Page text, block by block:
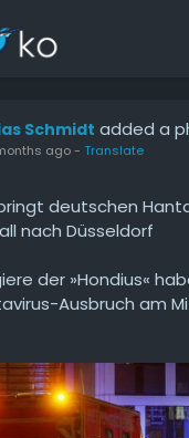
Schmidt added a
ago- Translate
deutschen
nach Düsseldorf
der »Hondius«
Ausbruch am
65 Jahre alte
einer Klinik untersucht.
#bringt#deutschen